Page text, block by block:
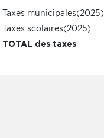
Taxes municipales(2025)
Taxes scolaires(2025)
TOTAL des taxes